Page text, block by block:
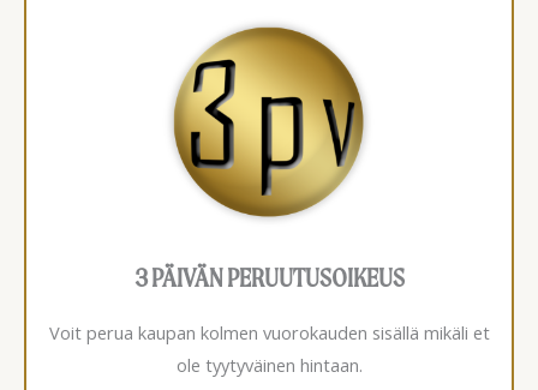
3 PÄIVÄN PERUUTUSOIKEUS
Voit perua kaupan kolmen vuorokauden sisällä mikäli et
ole tyytyväinen hintaan.